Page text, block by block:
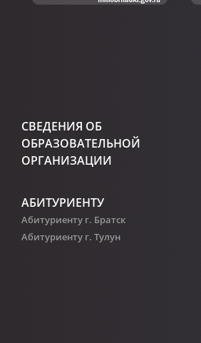
СВЕДЕНИЯ ОБ
ОБРАЗОВАТЕЛЬНОЙ
ОРГАНИЗАЦИИ
АБИТУРИЕНТУ
Абитуриенту г. Братск
Абитуриенту г. Тулун